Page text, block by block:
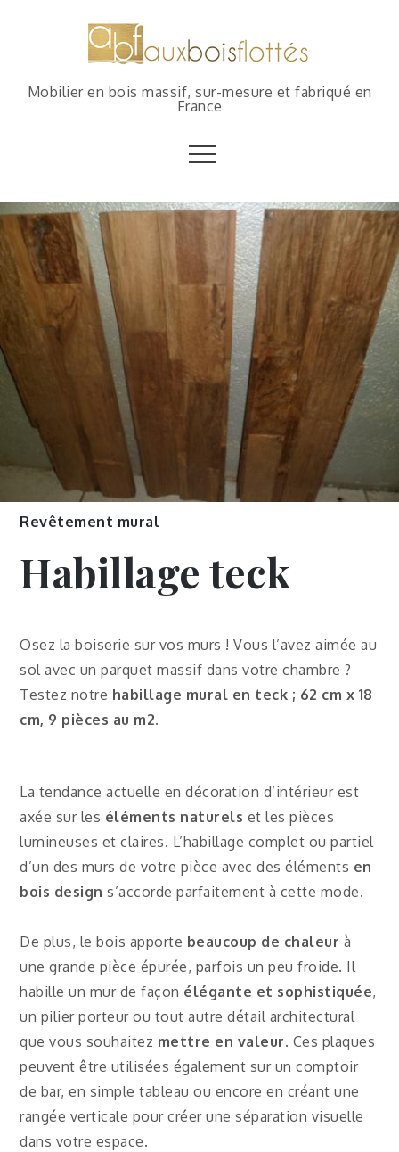
Mobilier en bois massif, sur-mesure et fabriqué en
France
Revêtement mural
Habillage teck
Osez la boiserie sur vos murs ! Vous l’avez aimée au
sol avec un parquet massif dans votre chambre ?
Testez notre habillage mural en teck ; 62 cm x 18
cm, 9 pièces au m2.
La tendance actuelle en décoration d’intérieur est
axée sur les éléments naturels et les pièces
lumineuses et claires. L’habillage complet ou partiel
d’un des murs de votre pièce avec des éléments en
bois design s’accorde parfaitement à cette mode.
De plus, le bois apporte beaucoup de chaleur à
une grande pièce épurée, parfois un peu froide. Il
habille un mur de façon élégante et sophistiquée,
un pilier porteur ou tout autre détail architectural
que vous souhaitez mettre en valeur. Ces plaques
peuvent être utilisées également sur un comptoir
de bar, en simple tableau ou encore en créant une
rangée verticale pour créer une séparation visuelle
dans votre espace.